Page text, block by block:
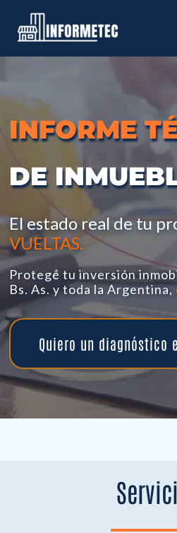
contenido
INFORME
DE
El estado real de tu
VUELTAS.
Protegé tu inversión
Bs. As. y toda la Argentina,
Quiero un diagnóstico